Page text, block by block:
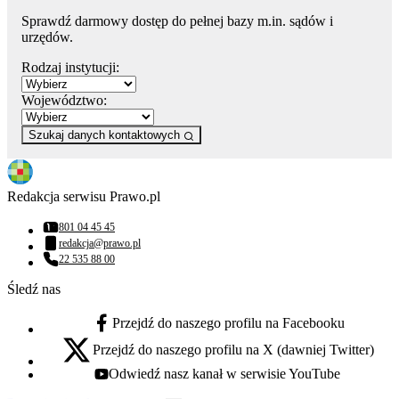
Sprawdź darmowy dostęp do pełnej bazy m.in. sądów i
urzędów.
Rodzaj instytucji:
Województwo:
Szukaj danych kontaktowych
Redakcja serwisu Prawo.pl
Numer telefonu:
801 04 45 45
Adres email:
redakcja@prawo.pl
Numer telefonu:
22 535 88 00
Śledź nas
facebook - otwiera się w nowej karcie
Przejdź do naszego profilu na Facebooku
x - otwiera się w nowej karcie
Przejdź do naszego profilu na X (dawniej Twitter)
youtube - otwiera się w nowej karcie
Odwiedź nasz kanał w serwisie YouTube